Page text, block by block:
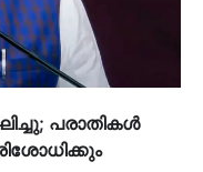
പരാതികള്‍